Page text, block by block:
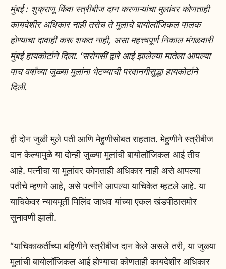
मुंबई : शुक्राणू किंवा स्त्रीबीज दान करणाऱ्यांचा मुलांवर कोणताही
कायदेशीर अधिकार नाही तसेच ते मुलाचे बायोलॉजिकल पालक
होण्याचा दावाही करू शकत नाही, असा महत्त्वपूर्ण निकाल मंगळवारी
मुंबई हायकोर्टाने दिला. ‘सरोगसी’द्वारे आई झालेल्या मातेला आपल्या
पाच वर्षांच्या जुळ्या मुलांना भेटण्याची परवानगीसुद्धा हायकोर्टाने
दिली.
ही दोन जुळी मुले पती आणि मेहुणीसोबत राहतात. मेहुणीने स्त्रीबीज
दान केल्यामुळे या दोन्ही जुळ्या मुलांची बायोलॉजिकल आई तीच
आहे. पत्नीचा या मुलांवर कोणताही अधिकार नाही असे आपल्या
पतीचे म्हणणे आहे, असे पत्नीने आपल्या याचिकेत म्हटले आहे. या
याचिकेवर न्यायमूर्ती मिलिंद जाधव यांच्या एकल खंडपीठासमोर
सुनावणी झाली.
“याचिकाकर्तीच्या बहिणीने स्त्रीबीज दान केले असले तरी, या जुळ्या
मुलांची बायोलॉजिकल आई होण्याचा कोणताही कायदेशीर अधिकार